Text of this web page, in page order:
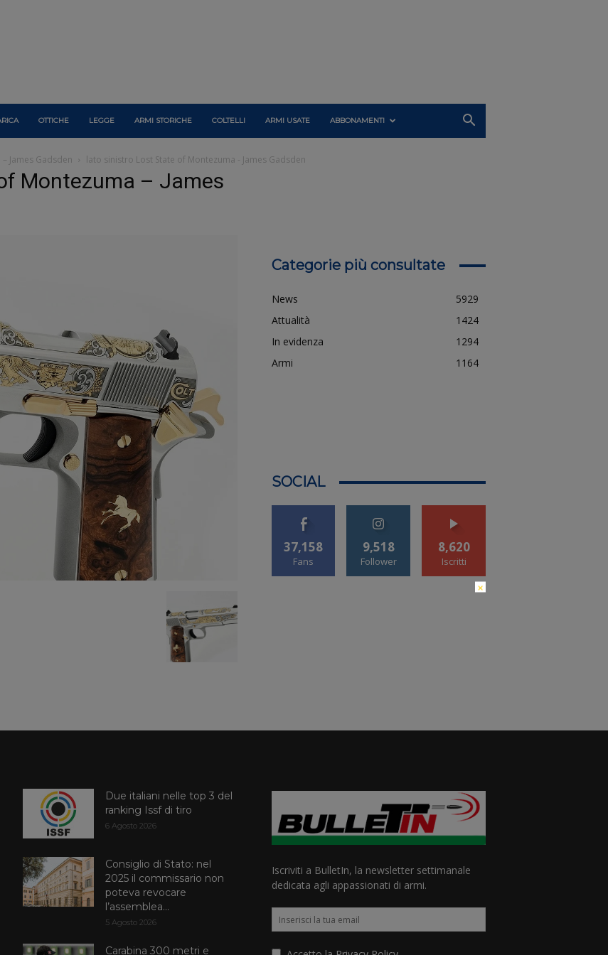
OTTICHE LEGGE ARMI STORICHE COLTELLI ARMI USATE ABBONAMENTI
James Gadsden lato sinistro Lost State of Montezuma - James Gadsden
Montezuma – James
Categorie più consultate
News
5929
Attualità
1424
In evidenza
1294
Armi
1164
SOCIAL
37,158
Fans
9,518
Follower
8,620
Iscritti
Due italiani nelle top 3 del
ranking Issf di tiro
6 Agosto 2026
Consiglio di Stato: nel
2025 il commissario non
poteva revocare
l’assemblea...
5 Agosto 2026
Carabina 300 metri e
Iscriviti a BulletIn, la newsletter settimanale
dedicata agli appassionati di armi.
×